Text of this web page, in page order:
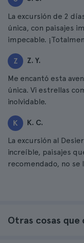
La excursión de 2
única, con paisajes
impecable.
Z Z. Y.
Me encantó esta
única. Vi estrellas
inolvidable.
K K. C.
La excursión al
increíble, paisajes
recomendado, no se
Otras cosas que